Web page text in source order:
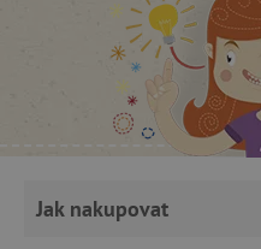
Jak nakupovat
CookieScriptConsent